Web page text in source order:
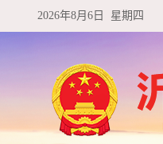
2026年8月6日 星期四